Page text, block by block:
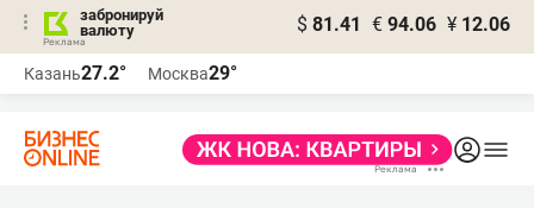
забронируй
валюту
$ 81.41 € 94.06 ¥ 12.06
Казань27.2° Москва29°